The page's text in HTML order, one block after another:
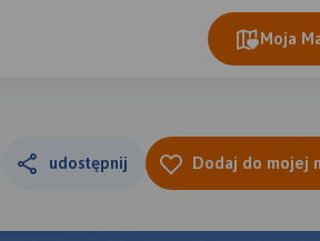
Moja
udostępnij Dodaj do mojej